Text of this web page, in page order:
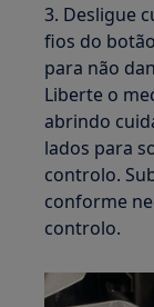
3. Desligue
fios do
para não
Liberte o
abrindo
lados para
controlo.
conforme
controlo.